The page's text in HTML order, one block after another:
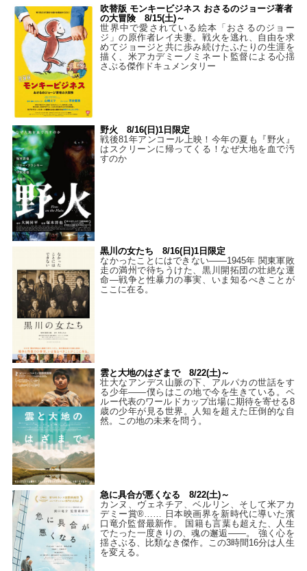
吹替版 モンキービジネス おさるのジョージ著者
の大冒険 8/15(土)～
世界中で愛されている絵本「おさるのジョー
ジ」の原作者レイ夫妻。戦火を逃れ、自由を求
めてジョージと共に歩み続けたふたりの生涯を
描く、米アカデミーノミネート監督による心揺
さぶる傑作ドキュメンタリー
野火 8/16(日)1日限定
戦後81年アンコール上映！今年の夏も『野火』
はスクリーンに帰ってくる！なぜ大地を血で汚
すのか
黒川の女たち 8/16(日)1日限定
なかったことにはできない——1945年 関東軍敗
走の満州で待ちうけた、黒川開拓団の壮絶な運
命―戦争と性暴力の事実、いま知るべきことが
ここに在る。
雲と大地のはざまで 8/22(土)～
壮大なアンデス山脈の下、アルパカの世話をす
る少年――僕らはこの地で今を生きている。ペ
ルー代表のワールドカップ出場に期待を寄せる8
歳の少年が見る世界。人知を超えた圧倒的な自
然。この地の未来を問う。
急に具合が悪くなる 8/22(土)～
カンヌ、ヴェネチア、ベルリン、そして米アカ
デミー賞®…… 日本映画界を新時代に導いた濱
口竜介監督最新作。 国籍も言葉も超えた、人生
でたった一度きりの、魂の邂逅――。 強く心を
揺さぶる、比類なき傑作。この3時間16分は人生
を変える。